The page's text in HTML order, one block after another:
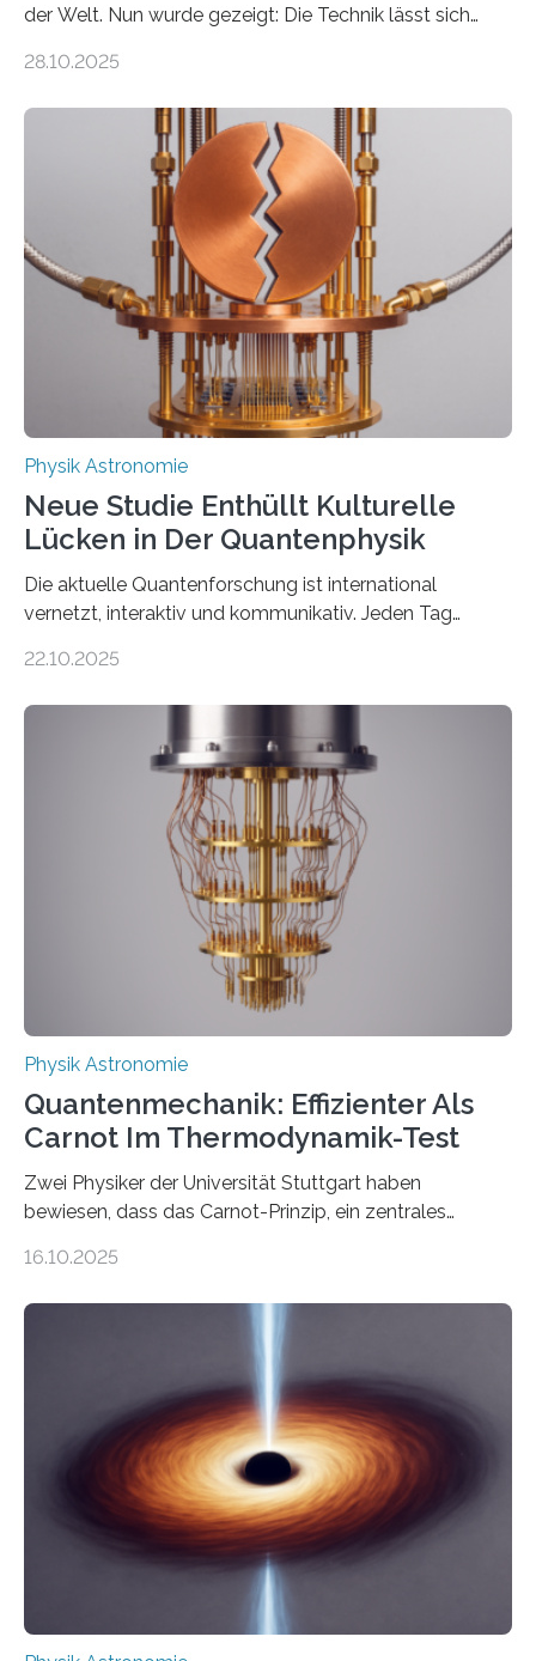
der Welt. Nun wurde gezeigt: Die Technik lässt sich
fundamentalen Physik nachzugehen. Thorium-
Messungen verwenden. Das hatte man jahrzehntelang
vermutet, weltweit war nach den passenden
Atomkern-Zuständen gesucht worden, 2024 gelang
einem Team der TU Wien mit Unterstützung
internationaler Partner der entscheidende Durchbruch:
Der lange diskutierte Thorium-Kernübergang wurde
gefunden. Kurz darauf konnte man zeigen, dass sich
Thorium tatsächlich nutzen lässt, um hochpräzise…
28.10.2025
Physik Astronomie
Neue Studie Enthüllt Kulturelle
Lücken in Der Quantenphysik
Die aktuelle Quantenforschung ist international
vernetzt, interaktiv und kommunikativ. Jeden Tag
oft von Autor*innen, die eng zusammenarbeiten. Neue
werden schnell weiterentwickelt. Dies ist der Alltag in
der Forschung der Quantentheorie, die dieses Jahr 100
Jahre alt geworden ist, weshalb die UNESCO 2025 zum
Internationalen Jahr der Quantenwissenschaft und -
technologie ausgerufen hat. Doch nun hat eine
internationale Forschungsgruppe um den
22.10.2025
Physik Astronomie
Quantenmechanik: Effizienter Als
Carnot Im Thermodynamik-Test
Zwei Physiker der Universität Stuttgart haben
bewiesen, dass das Carnot-Prinzip, ein zentrales
Größenordnung von Atomen gilt, deren physikalische
Quantenmotoren voranbringen. Das
Wissenschaftsjournal Science Advances veröffentlichte
die Herleitung. (DOI: 10.1126/sciadv.adw8462)
Verbrennungsmotoren oder Dampfturbinen sind
Wärmekraftmaschinen: Sie wandeln thermische
Energie in mechanische Bewegung um – oder anders
ausgedrückt, Wärme in Bewegung. In
quantenmechanischen Experimenten ist es in den…
16.10.2025